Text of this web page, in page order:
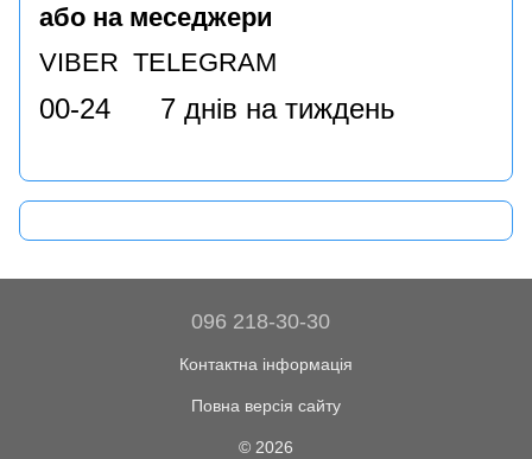
або на меседжери
VIBER TELEGRAM
00-24 7 днів на тиждень
096 218-30-30
Контактна інформація
Повна версія сайту
© 2026